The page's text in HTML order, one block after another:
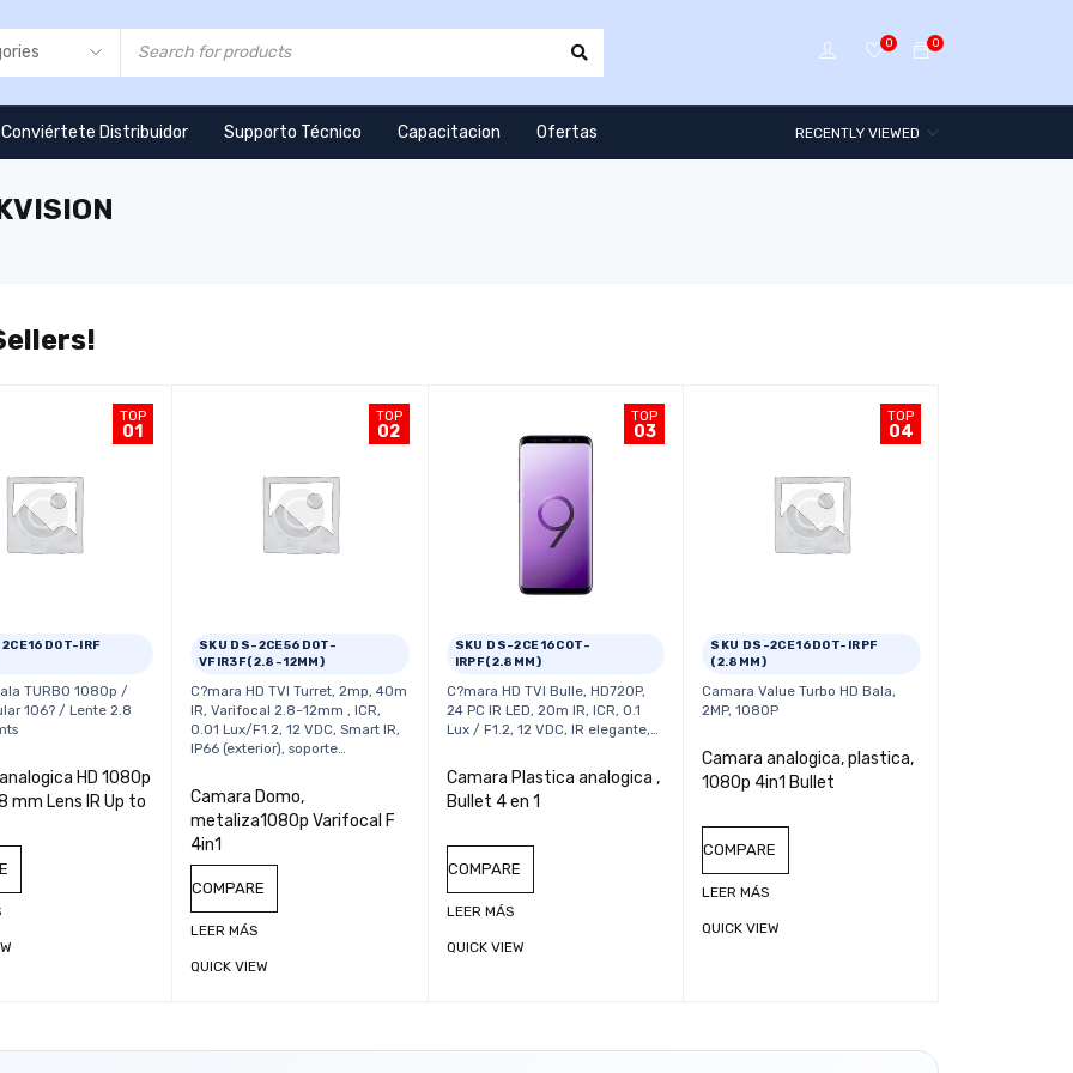
0
0
Conviértete Distribuidor Supporto Técnico Capacitacion Ofertas RECENTLY VIEWED
TOP
01
IRF
TURBO 1080p /
106? / Lente 2.8
HD 1080p
mm Lens IR Up to
TOP
02
SKU DS-2CE56D0T-
VFIR3F(2.8-12MM)
C?mara HD TVI Turret, 2mp, 40m
IR, Varifocal 2.8~12mm , ICR,
0.01 Lux/F1.2, 12 VDC, Smart IR,
IP66 (exterior), soporte…
Camara Domo,
metaliza1080p Varifocal F
4in1
COMPARE
LEER MÁS
QUICK VIEW
TOP
03
SKU DS-2CE16C0T-
IRPF(2.8MM)
C?mara HD TVI Bulle, HD720P,
24 PC IR LED, 20m IR, ICR, 0.1
Lux / F1.2, 12 VDC, IR elegante,…
Camara Plastica analogica ,
Bullet 4 en 1
COMPARE
LEER MÁS
QUICK VIEW
TOP
04
SKU DS-2CE16D0T-IRPF
(2.8MM)
Camara Value Turbo HD Bala,
2MP, 1080P
Camara analogica, plastica,
1080p 4in1 Bullet
COMPARE
LEER MÁS
QUICK VIEW